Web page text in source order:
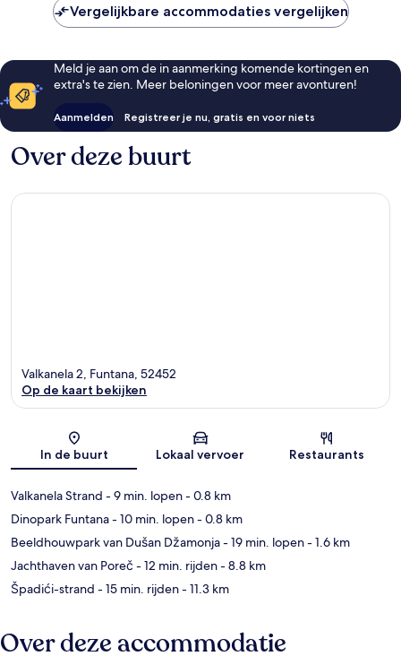
Vergelijkbare accommodaties vergelijken
Meld je aan om de in aanmerking komende kortingen en
extra's te zien. Meer beloningen voor meer avonturen!
Aanmelden Registreer je nu, gratis en voor niets
Over deze buurt
Kaart
Valkanela 2, Funtana, 52452
Op de kaart bekijken
In de buurt Lokaal vervoer Restaurants
Valkanela Strand - 9 min. lopen- 0.8 km
Dinopark Funtana- 10 min. lopen- 0.8 km
Beeldhouwpark van Dušan Džamonja- 19 min. lopen- 1.6 km
Jachthaven van Poreč - 12 min. rijden- 8.8 km
Špadići-strand - 15 min. rijden- 11.3 km
Over deze accommodatie